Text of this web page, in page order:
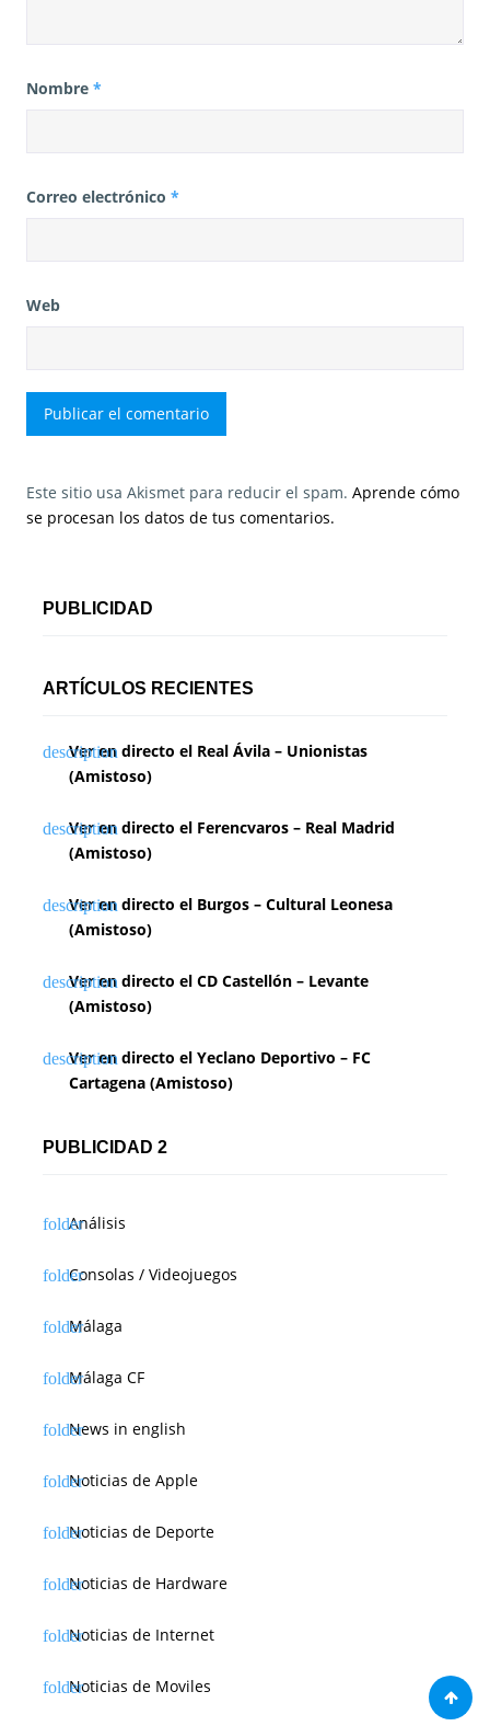
Nombre *
Correo electrónico *
Web
Este sitio usa Akismet para reducir el spam. Aprende cómo
se procesan los datos de tus comentarios.
PUBLICIDAD
ARTÍCULOS RECIENTES
Ver en directo el Real Ávila – Unionistas
(Amistoso)
Ver en directo el Ferencvaros – Real Madrid
(Amistoso)
Ver en directo el Burgos – Cultural Leonesa
(Amistoso)
Ver en directo el CD Castellón – Levante
(Amistoso)
Ver en directo el Yeclano Deportivo – FC
Cartagena (Amistoso)
PUBLICIDAD 2
Análisis
Consolas / Videojuegos
Málaga
Málaga CF
News in english
Noticias de Apple
Noticias de Deporte
Noticias de Hardware
Noticias de Internet
Noticias de Moviles